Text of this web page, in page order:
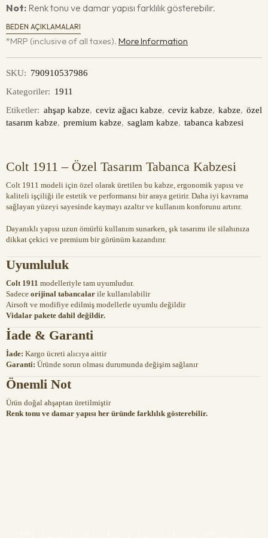
Not: Renk tonu ve damar yapısı farklılık gösterebilir.
BEDEN AÇIKLAMALARI
*MRP (inclusive of all taxes). More Information
SKU: 790910537986
Kategoriler: 1911
Etiketler: ahşap kabze, ceviz ağacı kabze, ceviz kabze, kabze, özel
tasarım kabze, premium kabze, saglam kabze, tabanca kabzesi
Colt 1911 – Özel Tasarım Tabanca Kabzesi
Colt 1911 modeli için özel olarak üretilen bu kabze, ergonomik yapısı ve
kaliteli işçiliği ile estetik ve performansı bir araya getirir. Daha iyi kavrama
sağlayan yüzeyi sayesinde kaymayı azaltır ve kullanım konforunu artırır.
Dayanıklı yapısı uzun ömürlü kullanım sunarken, şık tasarımı ile silahınıza
dikkat çekici ve premium bir görünüm kazandırır.
Uyumluluk
Colt 1911 modelleriyle tam uyumludur.
Sadece orijinal tabancalar ile kullanılabilir
Airsoft ve modifiye edilmiş modellerle uyumlu değildir
Vidalar pakete dahil değildir.
İade & Garanti
İade: Kargo ücreti alıcıya aittir
Garanti: Üründe sorun olması durumunda değişim sağlanır
Önemli Not
Ürün doğal ahşaptan üretilmiştir
Renk tonu ve damar yapısı her üründe farklılık gösterebilir.